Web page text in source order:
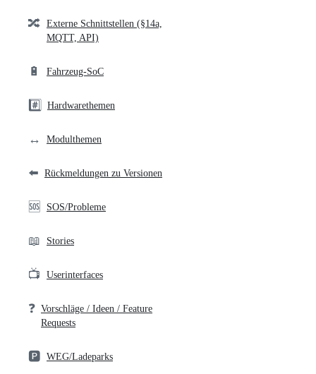
🔀 Externe Schnittstellen (§14a,
MQTT, API)
🔋 Fahrzeug-SoC
#️⃣ Hardwarethemen
↔️ Modulthemen
⬅️ Rückmeldungen zu Versionen
🆘 SOS/Probleme
📖 Stories
📺 Userinterfaces
❓ Vorschläge / Ideen / Feature
Requests
🅿️ WEG/Ladeparks